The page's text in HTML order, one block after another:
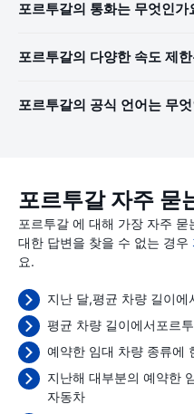
포르투갈의 통화는 무엇인가
포르투갈의 다양한 속도 제
포르투갈의 공식 언어는 무
포르투갈 자주 묻
포르투갈 에 대해 가장 자주
대한 답변을 찾을 수 없는 경우
요.
지난 달,평균 차량 길이에
평균 차량 길이에서포르
예약한 임대 차량 종류에
지난해 대부분의 예약한
자동차